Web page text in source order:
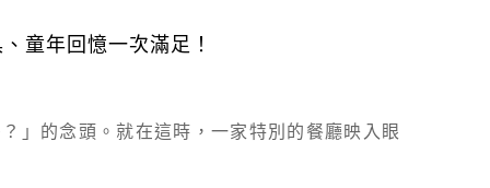
童年回憶一次滿足！
」的念頭。就在這時，一家特別的餐廳映入眼